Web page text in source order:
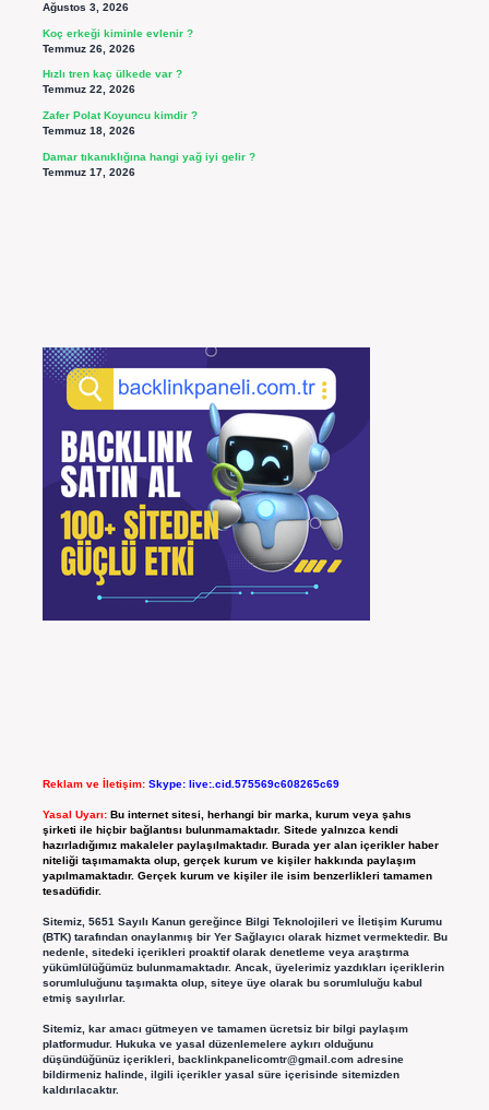
Ağustos 3, 2026
Koç erkeği kiminle evlenir ?
Temmuz 26, 2026
Hızlı tren kaç ülkede var ?
Temmuz 22, 2026
Zafer Polat Koyuncu kimdir ?
Temmuz 18, 2026
Damar tıkanıklığına hangi yağ iyi gelir ?
Temmuz 17, 2026
Reklam ve İletişim: Skype: live:.cid.575569c608265c69
Yasal Uyarı: Bu internet sitesi, herhangi bir marka, kurum veya şahıs
şirketi ile hiçbir bağlantısı bulunmamaktadır. Sitede yalnızca kendi
hazırladığımız makaleler paylaşılmaktadır. Burada yer alan içerikler haber
niteliği taşımamakta olup, gerçek kurum ve kişiler hakkında paylaşım
yapılmamaktadır. Gerçek kurum ve kişiler ile isim benzerlikleri tamamen
tesadüfidir.
Sitemiz, 5651 Sayılı Kanun gereğince Bilgi Teknolojileri ve İletişim Kurumu
(BTK) tarafından onaylanmış bir Yer Sağlayıcı olarak hizmet vermektedir. Bu
nedenle, sitedeki içerikleri proaktif olarak denetleme veya araştırma
yükümlülüğümüz bulunmamaktadır. Ancak, üyelerimiz yazdıkları içeriklerin
sorumluluğunu taşımakta olup, siteye üye olarak bu sorumluluğu kabul
etmiş sayılırlar.
Sitemiz, kar amacı gütmeyen ve tamamen ücretsiz bir bilgi paylaşım
platformudur. Hukuka ve yasal düzenlemelere aykırı olduğunu
düşündüğünüz içerikleri, backlinkpanelicomtr@gmail.comadresine
bildirmeniz halinde, ilgili içerikler yasal süre içerisinde sitemizden
kaldırılacaktır.